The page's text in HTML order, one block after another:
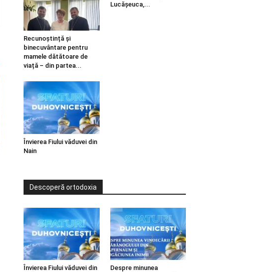
Recunoștință și
binecuvântare pentru
mamele dătătoare de
viață – din partea...
Lucășeuca,...
Învierea Fiului văduvei din
Nain
Descoperă ortodoxia
Învierea Fiului văduvei din
Despre minunea